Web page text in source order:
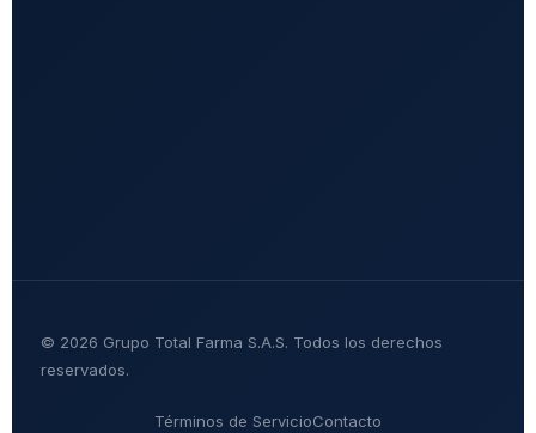
© 2026 Grupo Total Farma S.A.S. Todos los derechos
reservados.
Términos de ServicioContacto